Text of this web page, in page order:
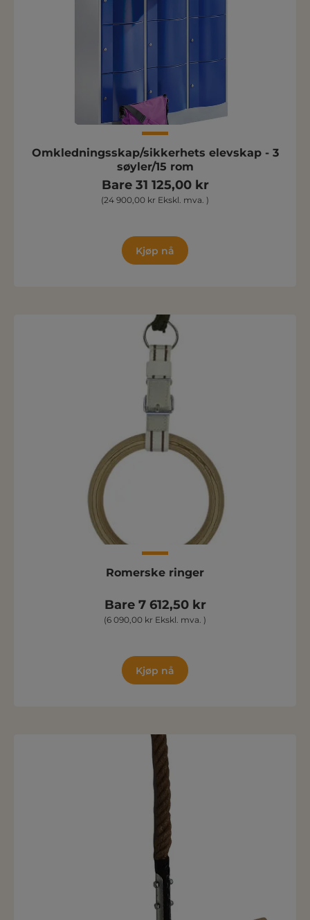
Omkledningsskap/sikkerhets elevskap - 3
søyler/15 rom
Bare 31 125,00 kr
(24 900,00 kr Ekskl. mva. )
Kjøp nå
Romerske ringer
Bare 7 612,50 kr
(6 090,00 kr Ekskl. mva. )
Kjøp nå